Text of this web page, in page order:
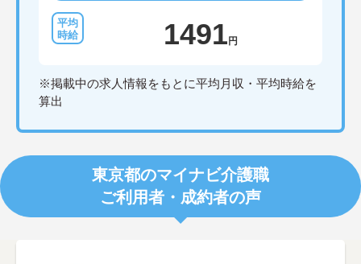
1491 円
※掲載中の求人情報をもとに平均月収・平均時給を
算出
東京都のマイナビ介護職
ご利用者・成約者の声